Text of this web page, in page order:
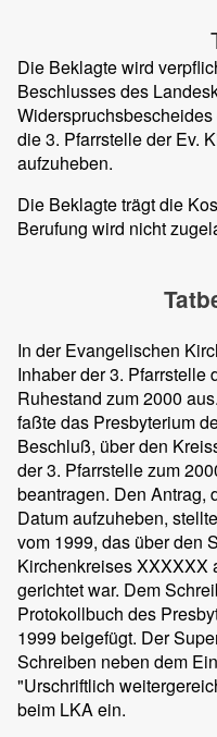
Die Beklagte wird
Beschlusses des
die 3. Pfarrstelle der Ev.
aufzuheben.
Die Beklagte trägt die
Berufung wird nicht
In der Evangelischen
Inhaber der 3. Pfarrstelle
Ruhestand zum 2000
faßte das Presbyterium
Beschluß, über den
der 3. Pfarrstelle zum
beantragen. Den Antrag,
Datum aufzuheben,
vom 1999, das über den
Kirchenkreises XXXXXX
gerichtet war. Dem
Protokollbuch des
1999 beigefügt. Der
Schreiben neben dem
"Urschriftlich
beim LKA ein.